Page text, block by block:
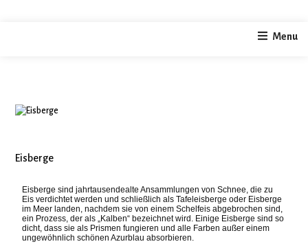
Menu
Eisberge
Eisberge sind jahrtausendealte Ansammlungen von Schnee, die zu
Eis verdichtet werden und schließlich als Tafeleisberge oder Eisberge
im Meer landen, nachdem sie von einem Schelfeis abgebrochen sind,
ein Prozess, der als „Kalben“ bezeichnet wird. Einige Eisberge sind so
dicht, dass sie als Prismen fungieren und alle Farben außer einem
ungewöhnlich schönen Azurblau absorbieren.